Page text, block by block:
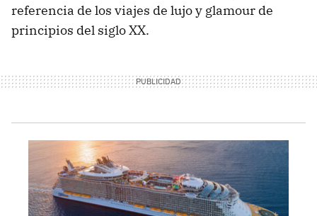
referencia de los viajes de lujo y glamour de
principios del siglo XX.